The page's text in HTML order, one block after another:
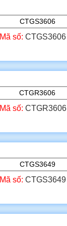
Mã số:CTGS3606
Mã số: CTGR3606
Mã số:CTGS3649